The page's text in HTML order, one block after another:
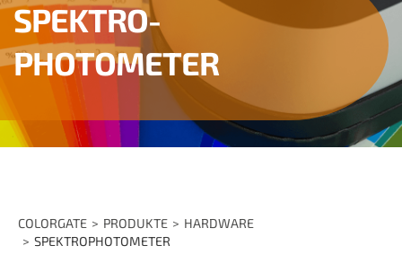
SPEKTRO­
PHOTOMETER
COLORGATE PRODUKTE
HARDWARE
SPEKTROPHOTOMETER